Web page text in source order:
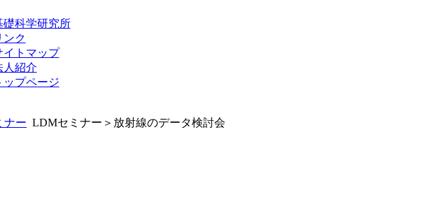
礎科学研究所
ンク
イトマップ
人紹介
ップページ
ナー LDMセミナー＞放射線のデータ検討会